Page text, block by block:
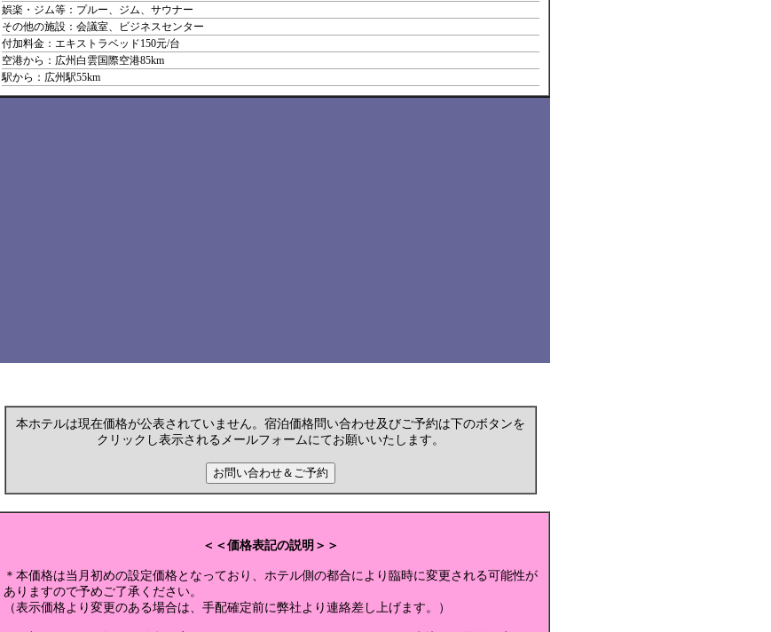
娯楽・ジム等：プルー、ジム、サウナー
その他の施設：会議室、ビジネスセンター
付加料金：エキストラベッド150元/台
空港から：広州白雲国際空港85km
駅から：広州駅55km
本ホテルは現在価格が公表されていません。宿泊価格問い合わせ及びご予約は下のボタンを
クリックし表示されるメールフォームにてお願いいたします。
＜＜価格表記の説明＞＞
＊本価格は当月初めの設定価格となっており、ホテル側の都合により臨時に変更される可能性が
ありますので予めご了承ください。
（表示価格より変更のある場合は、手配確定前に弊社より連絡差し上げます。）